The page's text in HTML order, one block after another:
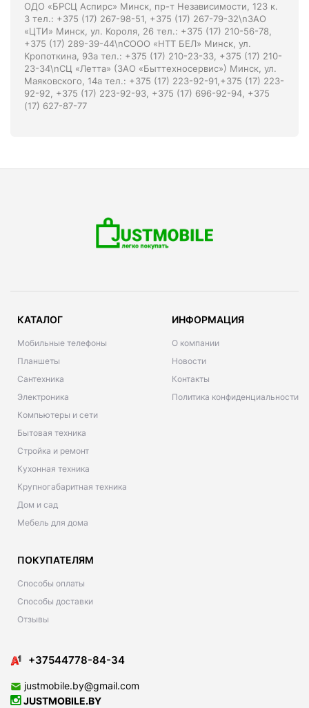
ОДО «БРСЦ Аспирс» Минск, пр-т Независимости, 123 к.
3 тел.: +375 (17) 267-98-51, +375 (17) 267-79-32\nЗАО
«ЦТИ» Минск, ул. Короля, 26 тел.: +375 (17) 210-56-78,
+375 (17) 289-39-44\nСООО «НТТ БЕЛ» Минск, ул.
Кропоткина, 93а тел.: +375 (17) 210-23-33, +375 (17) 210-
23-34\nСЦ «Летта» (ЗАО «Быттехносервис») Минск, ул.
Маяковского, 14а тел.: +375 (17) 223-92-91,+375 (17) 223-
92-92, +375 (17) 223-92-93, +375 (17) 696-92-94, +375
(17) 627-87-77
КАТАЛОГ
Мобильные телефоны
Планшеты
Сантехника
Электроника
Компьютеры и сети
Бытовая техника
Стройка и ремонт
Кухонная техника
Крупногабаритная техника
Дом и сад
Мебель для дома
ИНФОРМАЦИЯ
О компании
Новости
Контакты
Политика конфиденциальности
ПОКУПАТЕЛЯМ
Способы оплаты
Способы доставки
Отзывы
+37544778-84-34
justmobile.by@gmail.com
JUSTMOBILE.BY